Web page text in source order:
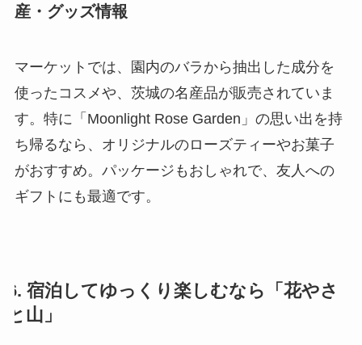
産・グッズ情報
マーケットでは、園内のバラから抽出した成分を
使ったコスメや、茨城の名産品が販売されていま
す。特に「Moonlight Rose Garden」の思い出を持
ち帰るなら、オリジナルのローズティーやお菓子
がおすすめ。パッケージもおしゃれで、友人への
ギフトにも最適です。
6. 宿泊してゆっくり楽しむなら「花やさ
と山」